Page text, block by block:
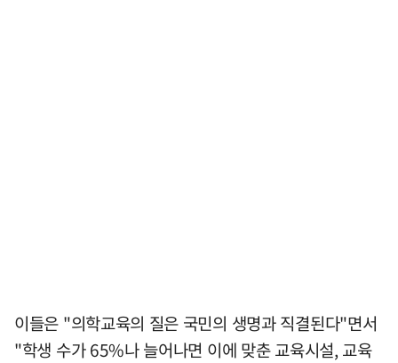
이들은 "의학교육의 질은 국민의 생명과 직결된다"면서
"학생 수가 65%나 늘어나면 이에 맞춘 교육시설, 교육